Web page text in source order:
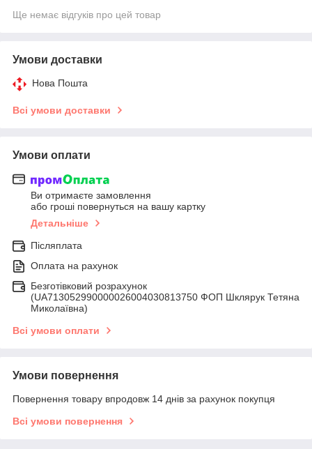
Ще немає відгуків про цей товар
Умови доставки
Нова Пошта
Всі умови доставки
Умови оплати
Ви отримаєте замовлення
або гроші повернуться на вашу картку
Детальніше
Післяплата
Оплата на рахунок
Безготівковий розрахунок
(UA713052990000026004030813750 ФОП Шклярук Тетяна
Миколаївна)
Всі умови оплати
Умови повернення
Повернення товару впродовж 14 днів за рахунок покупця
Всі умови повернення